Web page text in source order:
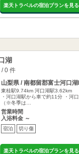
楽天トラベルの宿泊プランを見る
湖
/ 0 件
山梨県 / 南都留郡富士河口
東桂駅9.74km 河口湖駅3.62km
・河口湖駅から車で約11分 ・河
（※冬季は…
営業時間
入浴料金 ～
宿泊 切り傷
楽天トラベルの宿泊プランを見る